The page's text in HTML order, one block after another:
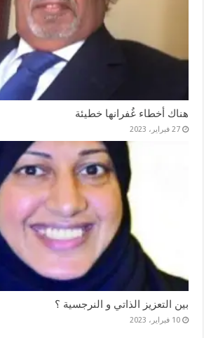
هناك أخطاء غُفرانها خطيئة
27 فبراير، 2023
بين التعزيز الذاتي و النرجسية ؟
10 فبراير، 2023